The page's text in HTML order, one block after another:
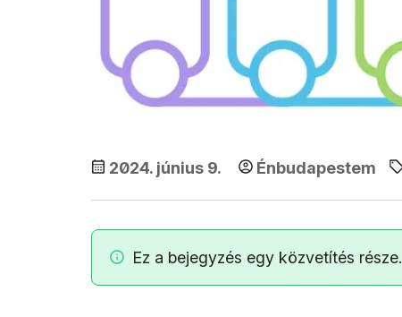
2024. június 9. Énbudapestem
Ez a bejegyzés egy közvetítés része.